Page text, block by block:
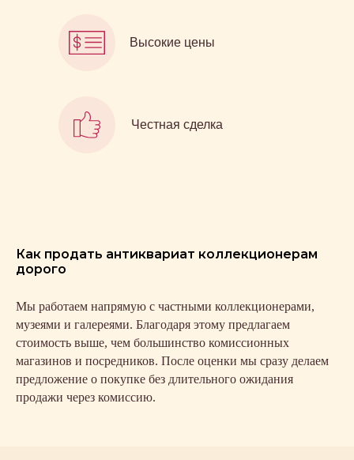
Высокие цены
Честная сделка
Как продать антиквариат коллекционерам
дорого
Мы работаем напрямую с частными коллекционерами,
музеями и галереями. Благодаря этому предлагаем
стоимость выше, чем большинство комиссионных
магазинов и посредников. После оценки мы сразу делаем
предложение о покупке без длительного ожидания
продажи через комиссию.